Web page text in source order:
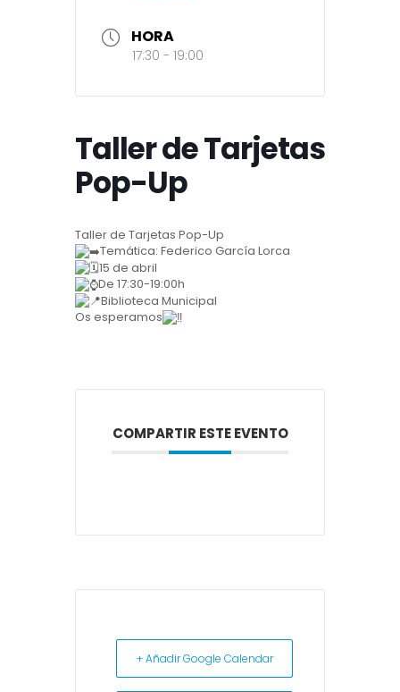
HORA
17:30 - 19:00
Taller de Tarjetas
Pop-Up
Taller de Tarjetas Pop-Up
Temática: Federico García Lorca
15 de abril
De 17:30-19:00h
Biblioteca Municipal
Os esperamos
COMPARTIR ESTE EVENTO
+ Añadir Google Calendar